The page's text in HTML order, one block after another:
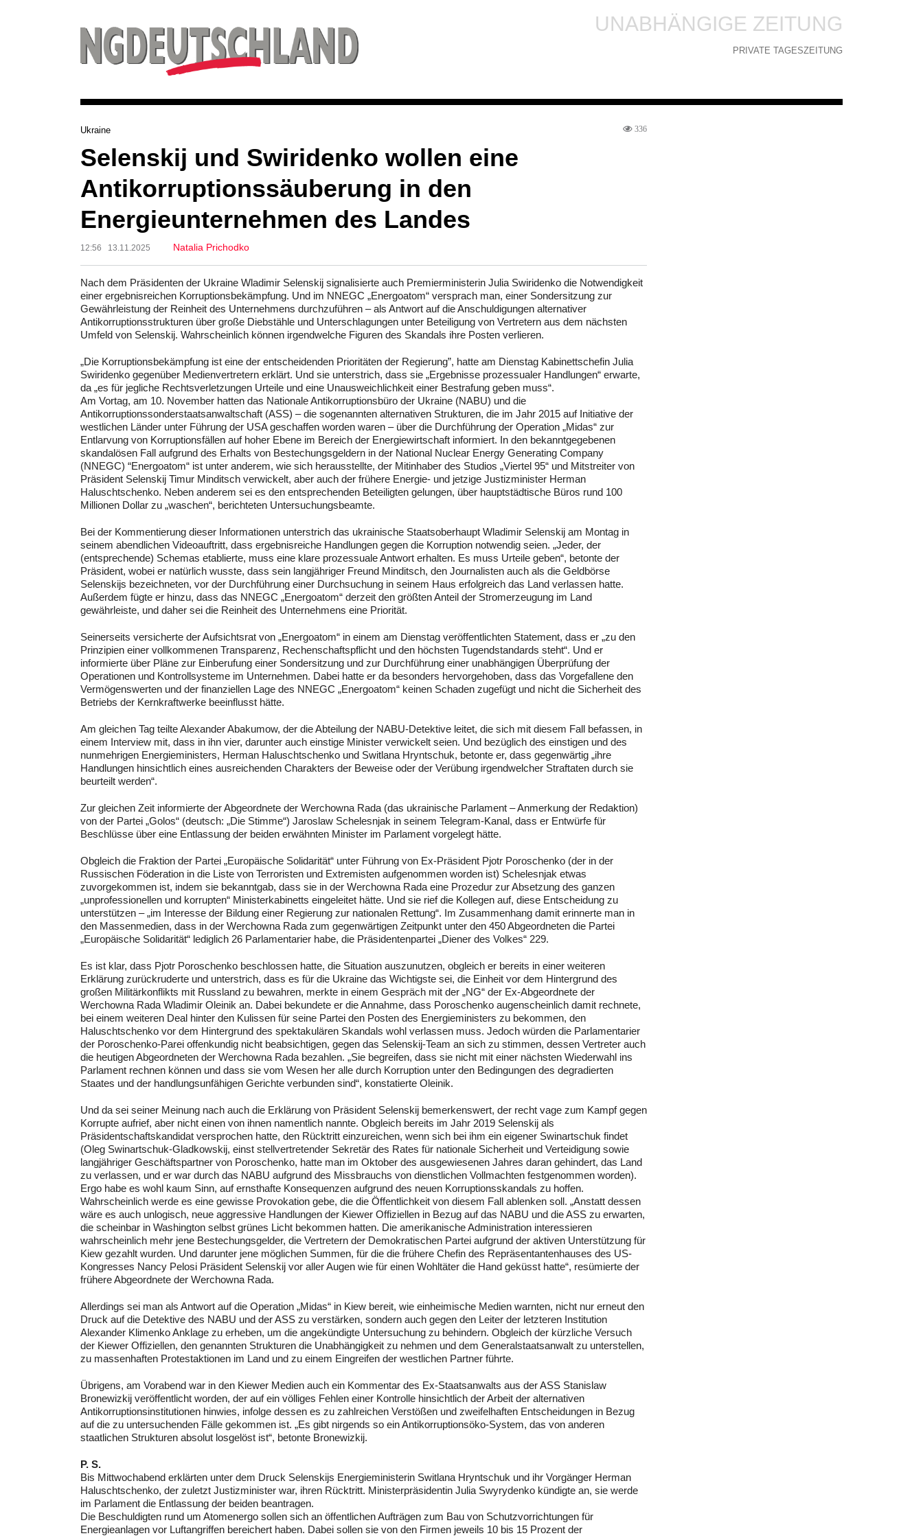
UNABHÄNGIGE ZEITUNG
PRIVATE TAGESZEITUNG
Ukraine 336
Selenskij und Swiridenko wollen eine
Antikorruptionssäuberung in den
Energieunternehmen des Landes
12:56 13.11.2025 Natalia Prichodko
Nach dem Präsidenten der Ukraine Wladimir Selenskij signalisierte auch Premierministerin Julia Swiridenko die Notwendigkeit
einer ergebnisreichen Korruptionsbekämpfung. Und im NNEGC „Energoatom“ versprach man, einer Sondersitzung zur
Gewährleistung der Reinheit des Unternehmens durchzuführen – als Antwort auf die Anschuldigungen alternativer
Antikorruptionsstrukturen über große Diebstähle und Unterschlagungen unter Beteiligung von Vertretern aus dem nächsten
Umfeld von Selenskij. Wahrscheinlich können irgendwelche Figuren des Skandals ihre Posten verlieren.
„Die Korruptionsbekämpfung ist eine der entscheidenden Prioritäten der Regierung”, hatte am Dienstag Kabinettschefin Julia
Swiridenko gegenüber Medienvertretern erklärt. Und sie unterstrich, dass sie „Ergebnisse prozessualer Handlungen“ erwarte,
da „es für jegliche Rechtsverletzungen Urteile und eine Unausweichlichkeit einer Bestrafung geben muss“.
Am Vortag, am 10. November hatten das Nationale Antikorruptionsbüro der Ukraine (NABU) und die
Antikorruptionssonderstaatsanwaltschaft (ASS) – die sogenannten alternativen Strukturen, die im Jahr 2015 auf Initiative der
westlichen Länder unter Führung der USA geschaffen worden waren – über die Durchführung der Operation „Midas“ zur
Entlarvung von Korruptionsfällen auf hoher Ebene im Bereich der Energiewirtschaft informiert. In den bekanntgegebenen
skandalösen Fall aufgrund des Erhalts von Bestechungsgeldern in der National Nuclear Energy Generating Company
(NNEGC) “Energoatom“ ist unter anderem, wie sich herausstellte, der Mitinhaber des Studios „Viertel 95“ und Mitstreiter von
Präsident Selenskij Timur Minditsch verwickelt, aber auch der frühere Energie- und jetzige Justizminister Herman
Haluschtschenko. Neben anderem sei es den entsprechenden Beteiligten gelungen, über hauptstädtische Büros rund 100
Millionen Dollar zu „waschen“, berichteten Untersuchungsbeamte.
Bei der Kommentierung dieser Informationen unterstrich das ukrainische Staatsoberhaupt Wladimir Selenskij am Montag in
seinem abendlichen Videoauftritt, dass ergebnisreiche Handlungen gegen die Korruption notwendig seien. „Jeder, der
(entsprechende) Schemas etablierte, muss eine klare prozessuale Antwort erhalten. Es muss Urteile geben“, betonte der
Präsident, wobei er natürlich wusste, dass sein langjähriger Freund Minditsch, den Journalisten auch als die Geldbörse
Selenskijs bezeichneten, vor der Durchführung einer Durchsuchung in seinem Haus erfolgreich das Land verlassen hatte.
Außerdem fügte er hinzu, dass das NNEGC „Energoatom“ derzeit den größten Anteil der Stromerzeugung im Land
gewährleiste, und daher sei die Reinheit des Unternehmens eine Priorität.
Seinerseits versicherte der Aufsichtsrat von „Energoatom“ in einem am Dienstag veröffentlichten Statement, dass er „zu den
Prinzipien einer vollkommenen Transparenz, Rechenschaftspflicht und den höchsten Tugendstandards steht“. Und er
informierte über Pläne zur Einberufung einer Sondersitzung und zur Durchführung einer unabhängigen Überprüfung der
Operationen und Kontrollsysteme im Unternehmen. Dabei hatte er da besonders hervorgehoben, dass das Vorgefallene den
Vermögenswerten und der finanziellen Lage des NNEGC „Energoatom“ keinen Schaden zugefügt und nicht die Sicherheit des
Betriebs der Kernkraftwerke beeinflusst hätte.
Am gleichen Tag teilte Alexander Abakumow, der die Abteilung der NABU-Detektive leitet, die sich mit diesem Fall befassen, in
einem Interview mit, dass in ihn vier, darunter auch einstige Minister verwickelt seien. Und bezüglich des einstigen und des
nunmehrigen Energieministers, Herman Haluschtschenko und Switlana Hryntschuk, betonte er, dass gegenwärtig „ihre
Handlungen hinsichtlich eines ausreichenden Charakters der Beweise oder der Verübung irgendwelcher Straftaten durch sie
beurteilt werden“.
Zur gleichen Zeit informierte der Abgeordnete der Werchowna Rada (das ukrainische Parlament – Anmerkung der Redaktion)
von der Partei „Golos“ (deutsch: „Die Stimme“) Jaroslaw Schelesnjak in seinem Telegram-Kanal, dass er Entwürfe für
Beschlüsse über eine Entlassung der beiden erwähnten Minister im Parlament vorgelegt hätte.
Obgleich die Fraktion der Partei „Europäische Solidarität“ unter Führung von Ex-Präsident Pjotr Poroschenko (der in der
Russischen Föderation in die Liste von Terroristen und Extremisten aufgenommen worden ist) Schelesnjak etwas
zuvorgekommen ist, indem sie bekanntgab, dass sie in der Werchowna Rada eine Prozedur zur Absetzung des ganzen
„unprofessionellen und korrupten“ Ministerkabinetts eingeleitet hätte. Und sie rief die Kollegen auf, diese Entscheidung zu
unterstützen – „im Interesse der Bildung einer Regierung zur nationalen Rettung“. Im Zusammenhang damit erinnerte man in
den Massenmedien, dass in der Werchowna Rada zum gegenwärtigen Zeitpunkt unter den 450 Abgeordneten die Partei
„Europäische Solidarität“ lediglich 26 Parlamentarier habe, die Präsidentenpartei „Diener des Volkes“ 229.
Es ist klar, dass Pjotr Poroschenko beschlossen hatte, die Situation auszunutzen, obgleich er bereits in einer weiteren
Erklärung zurückruderte und unterstrich, dass es für die Ukraine das Wichtigste sei, die Einheit vor dem Hintergrund des
großen Militärkonflikts mit Russland zu bewahren, merkte in einem Gespräch mit der „NG“ der Ex-Abgeordnete der
Werchowna Rada Wladimir Oleinik an. Dabei bekundete er die Annahme, dass Poroschenko augenscheinlich damit rechnete,
bei einem weiteren Deal hinter den Kulissen für seine Partei den Posten des Energieministers zu bekommen, den
Haluschtschenko vor dem Hintergrund des spektakulären Skandals wohl verlassen muss. Jedoch würden die Parlamentarier
der Poroschenko-Parei offenkundig nicht beabsichtigen, gegen das Selenskij-Team an sich zu stimmen, dessen Vertreter auch
die heutigen Abgeordneten der Werchowna Rada bezahlen. „Sie begreifen, dass sie nicht mit einer nächsten Wiederwahl ins
Parlament rechnen können und dass sie vom Wesen her alle durch Korruption unter den Bedingungen des degradierten
Staates und der handlungsunfähigen Gerichte verbunden sind“, konstatierte Oleinik.
Und da sei seiner Meinung nach auch die Erklärung von Präsident Selenskij bemerkenswert, der recht vage zum Kampf gegen
Korrupte aufrief, aber nicht einen von ihnen namentlich nannte. Obgleich bereits im Jahr 2019 Selenskij als
Präsidentschaftskandidat versprochen hatte, den Rücktritt einzureichen, wenn sich bei ihm ein eigener Swinartschuk findet
(Oleg Swinartschuk-Gladkowskij, einst stellvertretender Sekretär des Rates für nationale Sicherheit und Verteidigung sowie
langjähriger Geschäftspartner von Poroschenko, hatte man im Oktober des ausgewiesenen Jahres daran gehindert, das Land
zu verlassen, und er war durch das NABU aufgrund des Missbrauchs von dienstlichen Vollmachten festgenommen worden).
Ergo habe es wohl kaum Sinn, auf ernsthafte Konsequenzen aufgrund des neuen Korruptionsskandals zu hoffen.
Wahrscheinlich werde es eine gewisse Provokation gebe, die die Öffentlichkeit von diesem Fall ablenken soll. „Anstatt dessen
wäre es auch unlogisch, neue aggressive Handlungen der Kiewer Offiziellen in Bezug auf das NABU und die ASS zu erwarten,
die scheinbar in Washington selbst grünes Licht bekommen hatten. Die amerikanische Administration interessieren
wahrscheinlich mehr jene Bestechungsgelder, die Vertretern der Demokratischen Partei aufgrund der aktiven Unterstützung für
Kiew gezahlt wurden. Und darunter jene möglichen Summen, für die die frühere Chefin des Repräsentantenhauses des US-
Kongresses Nancy Pelosi Präsident Selenskij vor aller Augen wie für einen Wohltäter die Hand geküsst hatte“, resümierte der
frühere Abgeordnete der Werchowna Rada.
Allerdings sei man als Antwort auf die Operation „Midas“ in Kiew bereit, wie einheimische Medien warnten, nicht nur erneut den
Druck auf die Detektive des NABU und der ASS zu verstärken, sondern auch gegen den Leiter der letzteren Institution
Alexander Klimenko Anklage zu erheben, um die angekündigte Untersuchung zu behindern. Obgleich der kürzliche Versuch
der Kiewer Offiziellen, den genannten Strukturen die Unabhängigkeit zu nehmen und dem Generalstaatsanwalt zu unterstellen,
zu massenhaften Protestaktionen im Land und zu einem Eingreifen der westlichen Partner führte.
Übrigens, am Vorabend war in den Kiewer Medien auch ein Kommentar des Ex-Staatsanwalts aus der ASS Stanislaw
Bronewizkij veröffentlicht worden, der auf ein völliges Fehlen einer Kontrolle hinsichtlich der Arbeit der alternativen
Antikorruptionsinstitutionen hinwies, infolge dessen es zu zahlreichen Verstößen und zweifelhaften Entscheidungen in Bezug
auf die zu untersuchenden Fälle gekommen ist. „Es gibt nirgends so ein Antikorruptionsöko-System, das von anderen
staatlichen Strukturen absolut losgelöst ist“, betonte Bronewizkij.
P. S.
Bis Mittwochabend erklärten unter dem Druck Selenskijs Energieministerin Switlana Hryntschuk und ihr Vorgänger Herman
Haluschtschenko, der zuletzt Justizminister war, ihren Rücktritt. Ministerpräsidentin Julia Swyrydenko kündigte an, sie werde
im Parlament die Entlassung der beiden beantragen.
Die Beschuldigten rund um Atomenergo sollen sich an öffentlichen Aufträgen zum Bau von Schutzvorrichtungen für
Energieanlagen vor Luftangriffen bereichert haben. Dabei sollen sie von den Firmen jeweils 10 bis 15 Prozent der